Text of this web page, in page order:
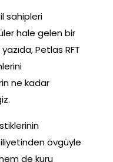
sahipleri
hale gelen bir
Petlas RFT
ne kadar
övgüyle
de kuru